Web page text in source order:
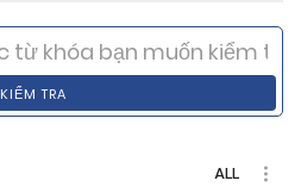
KIỂM TRA
ALL